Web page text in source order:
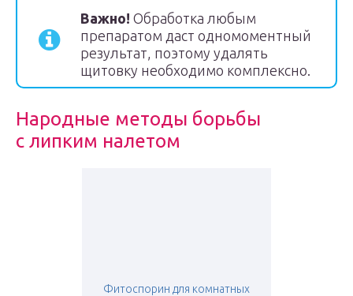
Важно! Обработка любым
препаратом даст одномоментный
результат, поэтому удалять
щитовку необходимо комплексно.
Народные методы борьбы
с липким налетом
Фитоспорин для комнатных